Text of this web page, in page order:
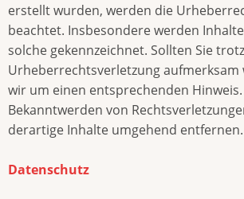
erstellt wurden, werden die
beachtet. Insbesondere werden
solche gekennzeichnet. Sollten Sie
Urheberrechtsverletzung aufmerksam
wir um einen entsprechenden Hinweis.
Bekanntwerden von
derartige Inhalte umgehend entfernen.
Datenschutz